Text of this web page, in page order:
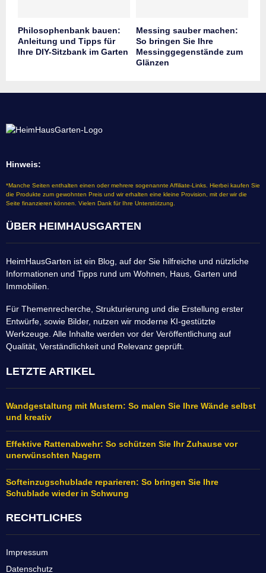
Philosophenbank bauen:
Anleitung und Tipps für
Ihre DIY-Sitzbank im Garten
Messing sauber machen:
So bringen Sie Ihre
Messinggegenstände zum
Glänzen
Hinweis:
*Manche Seiten enthalten einen oder mehrere sogenannte Affiliate-Links. Hierbei kaufen Sie
die Produkte zum gewohnten Preis und wir erhalten eine kleine Provision, mit der wir die
Seite finanzieren können. Vielen Dank für Ihre Unterstützung.
ÜBER HEIMHAUSGARTEN
HeimHausGarten ist ein Blog, auf der Sie hilfreiche und nützliche
Informationen und Tipps rund um Wohnen, Haus, Garten und
Immobilien.
Für Themenrecherche, Strukturierung und die Erstellung erster
Entwürfe, sowie Bilder, nutzen wir moderne KI-gestützte
Werkzeuge. Alle Inhalte werden vor der Veröffentlichung auf
Qualität, Verständlichkeit und Relevanz geprüft.
LETZTE ARTIKEL
Wandgestaltung mit Mustern: So malen Sie Ihre Wände selbst
und kreativ
Effektive Rattenabwehr: So schützen Sie Ihr Zuhause vor
unerwünschten Nagern
Softeinzugschublade reparieren: So bringen Sie Ihre
Schublade wieder in Schwung
RECHTLICHES
Impressum
Datenschutz